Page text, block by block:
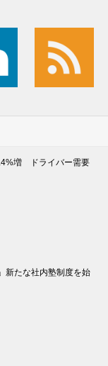
増 ドライバー需要
新たな社内塾制度を始